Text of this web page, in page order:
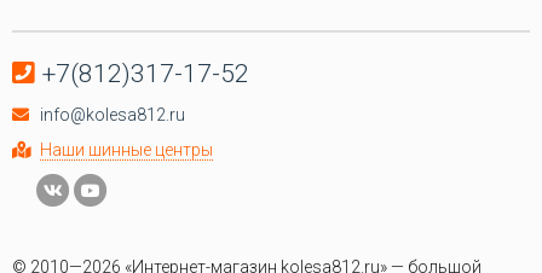
+7(812)317-17-52
info@kolesa812.ru
Наши шинные центры
© 2010—2026 «Интернет-магазин kolesa812.ru» — большой